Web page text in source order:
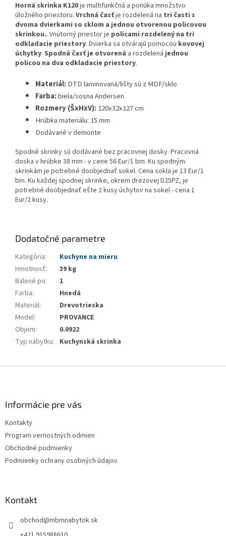
Horná skrinka K120je multifunkčná a ponúka množstvo
úložného priestoru. Vrchná časťje rozdelená na tri časti s
dvoma dvierkami so sklom a jednou otvorenou policovou
skrinkou.. Vnútorný priestor je policami rozdelený na tri
odkladacie priestory. Dvierka sa otvárajú pomocou kovovej
úchytky. Spodná časť je otvorená a rozdelená jednou
policou na dva odkladacie priestory.
Materiál:DTD laminovaná/lišty sú z MDF/sklo
Farba:biela/sosna Andersen
Rozmery (ŠxHxV):120x32x127 cm
Hrúbka materiálu: 15 mm
Dodávané v demonte
Spodné skrinky sú dodávané bez pracovnej dosky. Pracovná
doska v hrúbke 38 mm - v cene 56 Eur/1 bm. Ku spodným
skrinkám je potrebné doobjednať sokel. Cena sokla je 13 Eur/1
bm. Ku každej spodnej skrinke, okrem drezovej D25PZ, je
potrebné doobjednať ešte 2 kusy úchytov na sokel - cena 1
Eur/2 kusy.
Dodatočné parametre
Kategória:
Kuchyne na mieru
Hmotnosť:
39 kg
Balené po:
1
Farba:
Hnedá
Materiál:
Drevotrieska
Model:
PROVANCE
Objem:
0.0922
Typ nábytku: Kuchynská skrinka
Informácie pre vás
Kontakty
Program vernostných odmien
Obchodné podmienky
Podmienky ochrany osobných údajov
Kontakt
obchod@mbmnabytok.sk